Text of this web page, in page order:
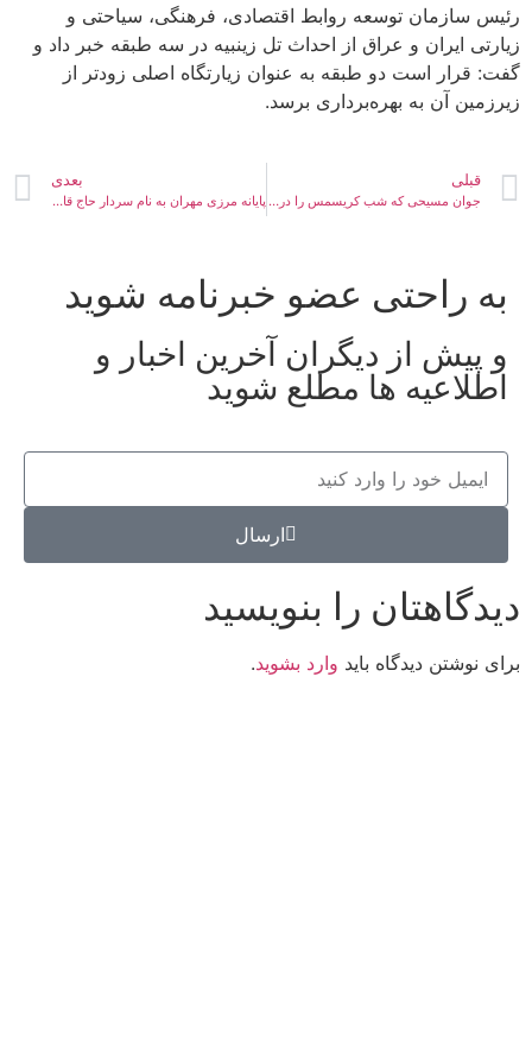
رئیس سازمان توسعه روابط اقتصادی، فرهنگی، سیاحتی و
زیارتی ایران و عراق از احداث تل زینبیه در سه طبقه خبر داد و
گفت: قرار است دو طبقه به عنوان زیارتگاه اصلی زودتر از
زیرزمین آن به بهره‌برداری برسد.
قبلی
جوان مسیحی که شب کریسمس را در هیأت می گذراند
بعدی
پایانه مرزی مهران به نام سردار حاج قاسم سلیمانی نامگذاری شد
به راحتی عضو خبرنامه شوید
و پیش از دیگران آخرین اخبار و
اطلاعیه ها مطلع شوید
ارسال
دیدگاهتان را بنویسید
برای نوشتن دیدگاه باید وارد بشوید.